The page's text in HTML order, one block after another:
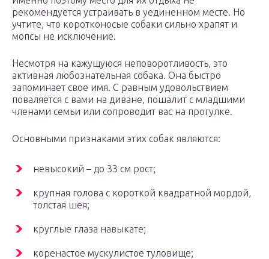
рекомендуется устраивать в уединенном месте. Но
учтите, что коротконосые собаки сильно храпят и
мопсы не исключение.
Несмотря на кажущуюся неповоротливость, это
активная любознательная собака. Она быстро
запоминает свое имя. С равным удовольствием
поваляется с вами на диване, пошалит с младшими
членами семьи или сопроводит вас на прогулке.
Основными признаками этих собак являются:
невысокий – до 33 см рост;
крупная голова с короткой квадратной мордой,
толстая шея;
круглые глаза навыкате;
коренастое мускулистое туловище;